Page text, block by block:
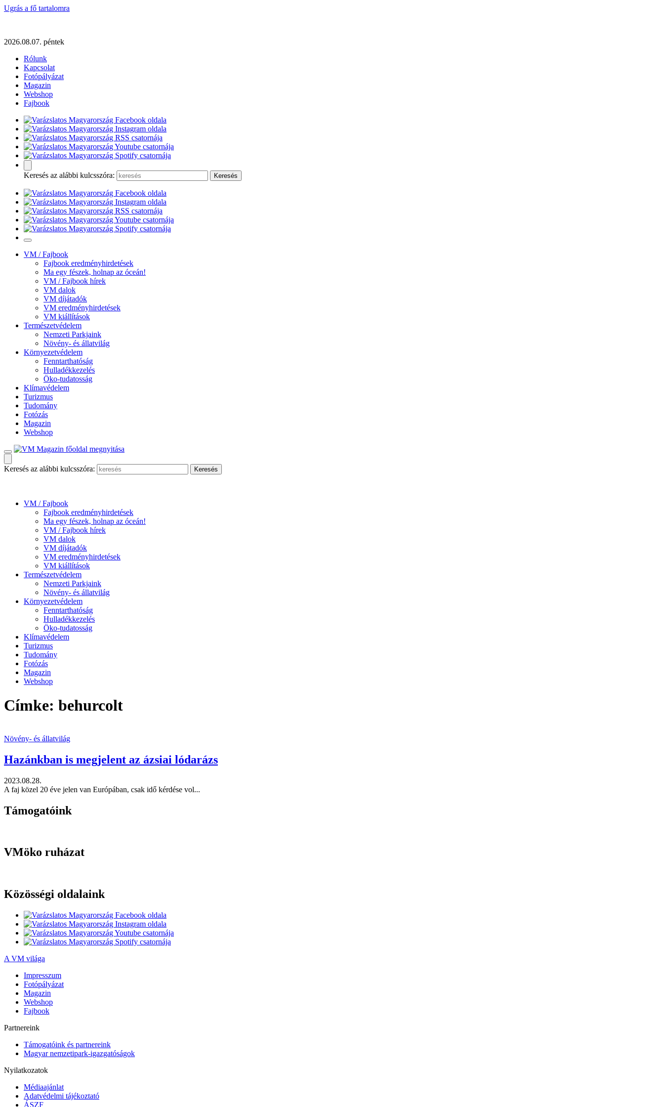
Ugrás a fő tartalomra
2026.08.07. péntek
Rólunk
Kapcsolat
Fotópályázat
Magazin
Webshop
Fajbook
Keresés az alábbi kulcsszóra:
VM / Fajbook
Fajbook eredményhirdetések
Ma egy fészek, holnap az óceán!
VM / Fajbook hírek
VM dalok
VM díjátadók
VM eredményhirdetések
VM kiállítások
Természetvédelem
Nemzeti Parkjaink
Növény- és állatvilág
Környezetvédelem
Fenntarthatóság
Hulladékkezelés
Öko-tudatosság
Klímavédelem
Turizmus
Tudomány
Fotózás
Magazin
Webshop
Keresés az alábbi kulcsszóra:
VM / Fajbook
Fajbook eredményhirdetések
Ma egy fészek, holnap az óceán!
VM / Fajbook hírek
VM dalok
VM díjátadók
VM eredményhirdetések
VM kiállítások
Természetvédelem
Nemzeti Parkjaink
Növény- és állatvilág
Környezetvédelem
Fenntarthatóság
Hulladékkezelés
Öko-tudatosság
Klímavédelem
Turizmus
Tudomány
Fotózás
Magazin
Webshop
Címke: behurcolt
Növény- és állatvilág
Hazánkban is megjelent az ázsiai lódarázs
2023.08.28.
A faj közel 20 éve jelen van Európában, csak idő kérdése vol...
Támogatóink
VMöko ruházat
Közösségi oldalaink
A VM világa
Impresszum
Fotópályázat
Magazin
Webshop
Fajbook
Partnereink
Támogatóink és partnereink
Magyar nemzetipark-igazgatóságok
Nyilatkozatok
Médiaajánlat
Adatvédelmi tájékoztató
ÁSZF